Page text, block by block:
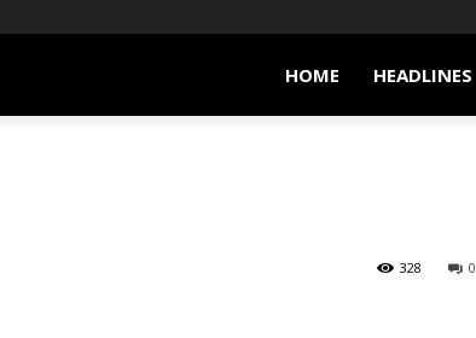
HOME HEADLINES
0
328